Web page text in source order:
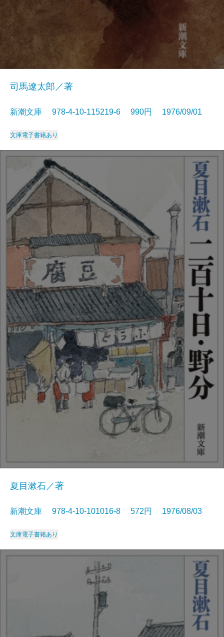
司馬遼太郎／著
新潮文庫 978-4-10-115219-6 990円 1976/09/01
文庫電子書籍あり
夏目漱石／著
新潮文庫 978-4-10-101016-8 572円 1976/08/03
文庫電子書籍あり